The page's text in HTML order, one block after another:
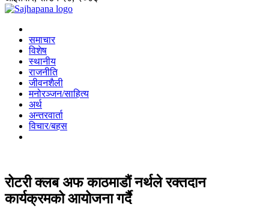
समाचार
विशेष
स्थानीय
राजनीति
जीवनशैली
मनोरञ्जन/साहित्य
अर्थ
अन्तरवार्ता
विचार/बहस
रोटरी क्लब अफ काठमाडौं नर्थले रक्तदान
कार्यक्रमको आयोजना गर्दै